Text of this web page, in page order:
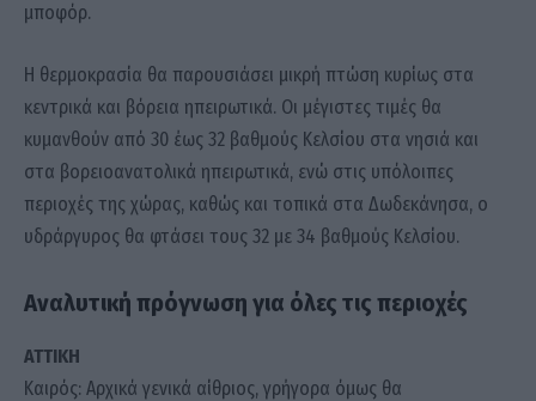
μποφόρ.
Η θερμοκρασία θα παρουσιάσει μικρή πτώση κυρίως στα
κεντρικά και βόρεια ηπειρωτικά. Οι μέγιστες τιμές θα
κυμανθούν από 30 έως 32 βαθμούς Κελσίου στα νησιά και
στα βορειοανατολικά ηπειρωτικά, ενώ στις υπόλοιπες
περιοχές της χώρας, καθώς και τοπικά στα Δωδεκάνησα, ο
υδράργυρος θα φτάσει τους 32 με 34 βαθμούς Κελσίου.
Αναλυτική πρόγνωση για όλες τις περιοχές
ΑΤΤΙΚΗ
Καιρός: Αρχικά γενικά αίθριος, γρήγορα όμως θα